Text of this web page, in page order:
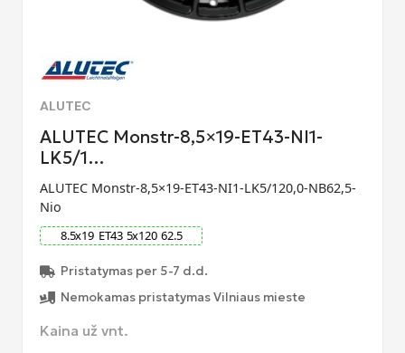
ALUTEC
ALUTEC Monstr-8,5×19-ET43-NI1-
LK5/1…
ALUTEC Monstr-8,5×19-ET43-NI1-LK5/120,0-NB62,5-
Nio
8.5x19 ET43 5x120 62.5
Pristatymas per 5-7 d.d.
Nemokamas pristatymas Vilniaus mieste
Kaina už vnt.